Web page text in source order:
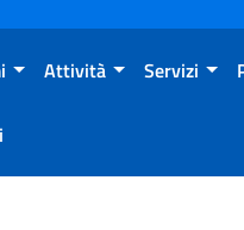
Attività Servizi